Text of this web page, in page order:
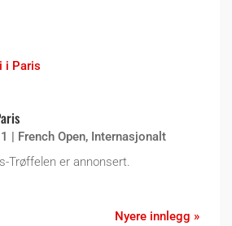
| French Open, Internasjonalt
Trøffelen er annonsert.
Nyere innlegg »